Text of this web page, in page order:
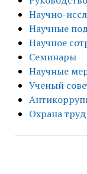
Научно-
Научные
Научное
Семинары
Научные
Ученый
Охрана